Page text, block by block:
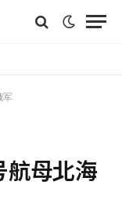
军
航母北海